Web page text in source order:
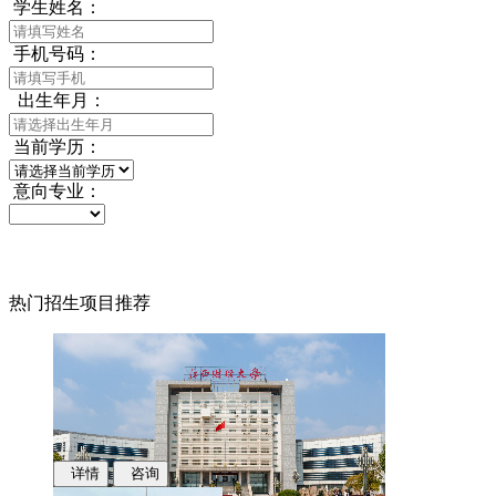
学生姓名：
手机号码：
出生年月：
当前学历：
意向专业：
热门招生项目推荐
详情 咨询